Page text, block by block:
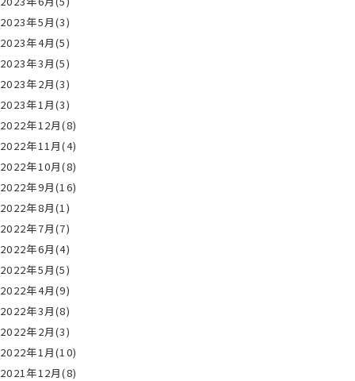
2023年5月(3)
2023年4月(5)
2023年3月(5)
2023年2月(3)
2023年1月(3)
2022年12月(8)
2022年11月(4)
2022年10月(8)
2022年9月(16)
2022年8月(1)
2022年7月(7)
2022年6月(4)
2022年5月(5)
2022年4月(9)
2022年3月(8)
2022年2月(3)
2022年1月(10)
2021年12月(8)